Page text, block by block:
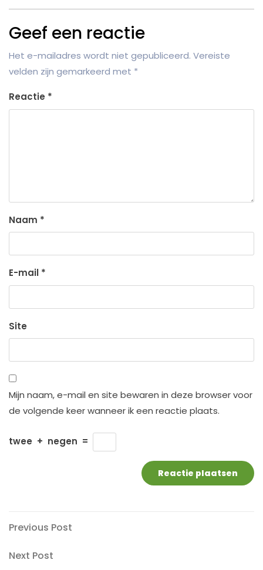
Geef een reactie
Het e-mailadres wordt niet gepubliceerd. Vereiste
velden zijn gemarkeerd met *
Reactie *
Naam *
E-mail *
Site
Mijn naam, e-mail en site bewaren in deze browser voor
de volgende keer wanneer ik een reactie plaats.
twee + negen =
Berichtnavigatie
Previous
Previous Post
Next
Next Post